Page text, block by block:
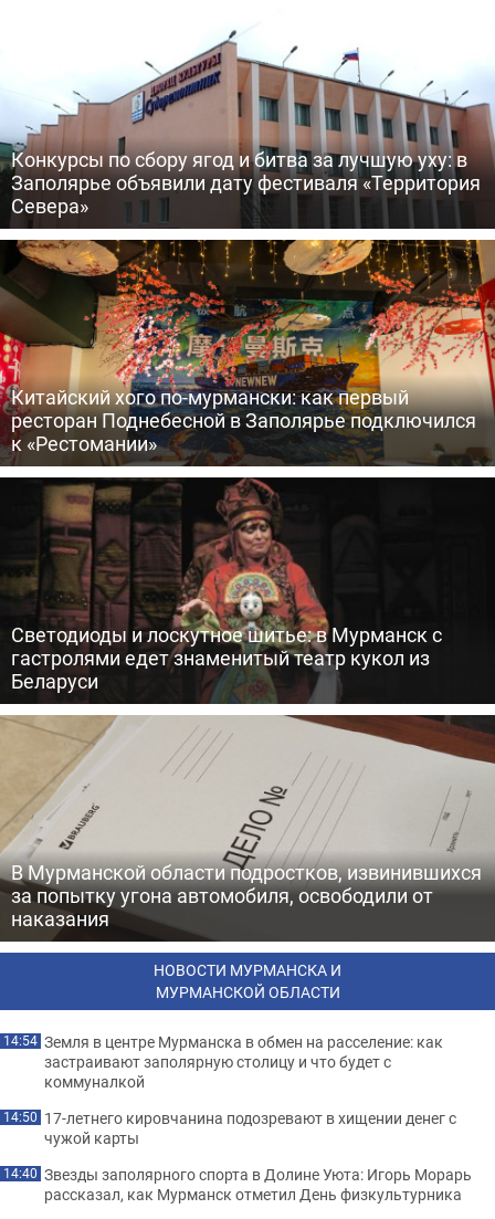
Конкурсы по сбору ягод и битва за лучшую уху: в
Заполярье объявили дату фестиваля «Территория
Севера»
Китайский хого по-мурмански: как первый
ресторан Поднебесной в Заполярье подключился
к «Рестомании»
Светодиоды и лоскутное шитье: в Мурманск с
гастролями едет знаменитый театр кукол из
Беларуси
В Мурманской области подростков, извинившихся
за попытку угона автомобиля, освободили от
наказания
НОВОСТИ МУРМАНСКА И
МУРМАНСКОЙ ОБЛАСТИ
14:54 Земля в центре Мурманска в обмен на расселение: как
застраивают заполярную столицу и что будет с
коммуналкой
14:50 17-летнего кировчанина подозревают в хищении денег с
чужой карты
14:40 Звезды заполярного спорта в Долине Уюта: Игорь Морарь
рассказал, как Мурманск отметил День физкультурника